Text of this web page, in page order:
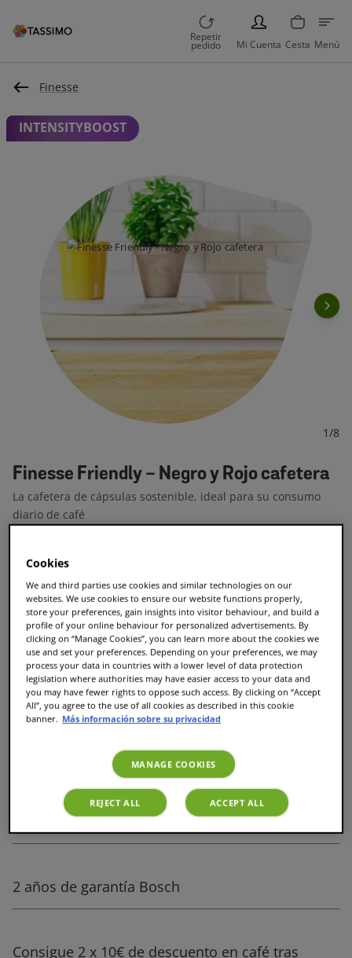
Repetir
pedido
PERSON
Mi Cuenta Cesta Menú
Finesse
1/8
INTENSITYBOOST
Finesse Friendly - Negro y Rojo cafetera
La cafetera de cápsulas sostenible, ideal para su consumo
diario de café
114,99 €
Devoluciones gratuitas en 14 días
2 años de garantía Bosch
Consigue 2 x 10€ de descuento en café tras
Cookies
We and third parties use cookies and similar technologies on our
websites. We use cookies to ensure our website functions properly,
store your preferences, gain insights into visitor behaviour, and build a
profile of your online behaviour for personalized advertisements. By
clicking on “Manage Cookies”, you can learn more about the cookies we
use and set your preferences. Depending on your preferences, we may
process your data in countries with a lower level of data protection
legislation where authorities may have easier access to your data and
you may have fewer rights to oppose such access. By clicking on “Accept
All”, you agree to the use of all cookies as described in this cookie
banner. Más información sobre su privacidad
MANAGE COOKIES
REJECT ALL ACCEPT ALL